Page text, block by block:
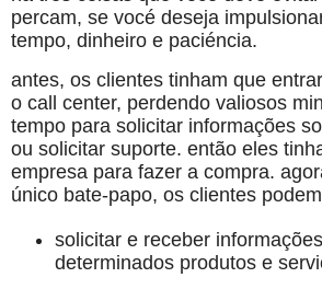
percam, se vocé deseja
tempo, dinheiro e paciéncia.
antes, os clientes tinham que
o call center, perdendo valiosos
tempo para solicitar informações
ou solicitar suporte. então eles
empresa para fazer a compra.
único bate-papo, os clientes
solicitar e receber
determinados produtos e